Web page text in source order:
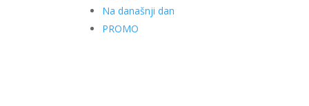
Na današnji dan
PROMO